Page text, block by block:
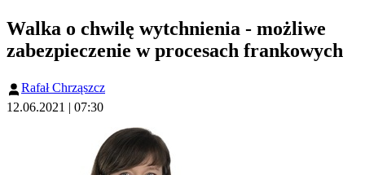
Walka o chwilę wytchnienia - możliwe
zabezpieczenie w procesach frankowych
Rafał Chrząszcz
12.06.2021 | 07:30